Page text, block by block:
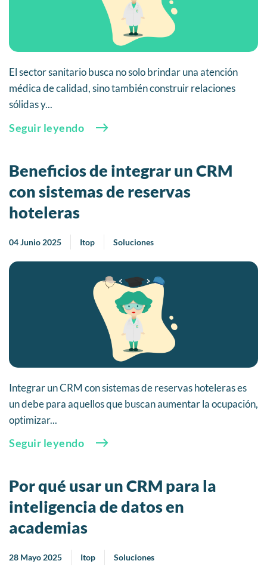
El sector sanitario busca no solo brindar una atención
médica de calidad, sino también construir relaciones
sólidas y...
Seguir leyendo
Beneficios de integrar un CRM
con sistemas de reservas
hoteleras
04 Junio 2025 Itop Soluciones
Integrar un CRM con sistemas de reservas hoteleras es
un debe para aquellos que buscan aumentar la ocupación,
optimizar...
Seguir leyendo
Por qué usar un CRM para la
inteligencia de datos en
academias
28 Mayo 2025 Itop Soluciones